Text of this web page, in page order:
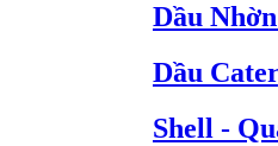
Dầu
Dầu
Shell -